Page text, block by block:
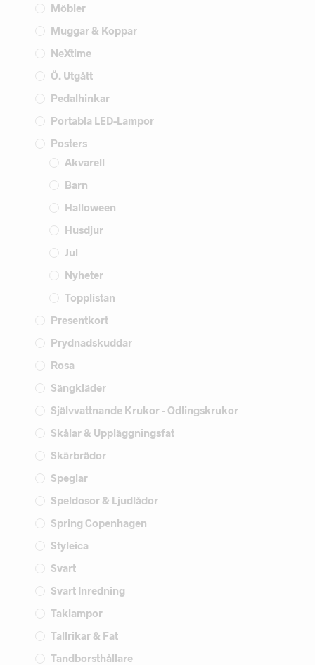
Möbler
Muggar & Koppar
NeXtime
Ö. Utgått
Pedalhinkar
Portabla LED-Lampor
Posters
Akvarell
Barn
Halloween
Husdjur
Jul
Nyheter
Topplistan
Presentkort
Prydnadskuddar
Rosa
Sängkläder
Självvattnande Krukor - Odlingskrukor
Skålar & Uppläggningsfat
Skärbrädor
Speglar
Speldosor & Ljudlådor
Spring Copenhagen
Styleica
Svart
Svart Inredning
Taklampor
Tallrikar & Fat
Tandborsthållare